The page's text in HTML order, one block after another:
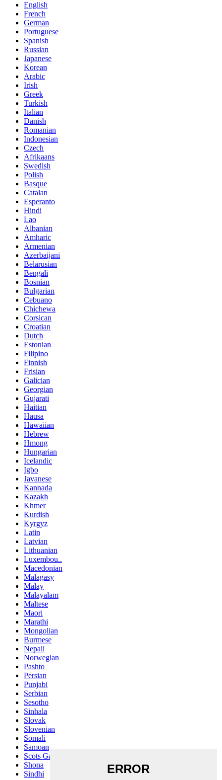
English
French
German
Portuguese
Spanish
Russian
Japanese
Korean
Arabic
Irish
Greek
Turkish
Italian
Danish
Romanian
Indonesian
Czech
Afrikaans
Swedish
Polish
Basque
Catalan
Esperanto
Hindi
Lao
Albanian
Amharic
Armenian
Azerbaijani
Belarusian
Bengali
Bosnian
Bulgarian
Cebuano
Chichewa
Corsican
Croatian
Dutch
Estonian
Filipino
Finnish
Frisian
Galician
Georgian
Gujarati
Haitian
Hausa
Hawaiian
Hebrew
Hmong
Hungarian
Icelandic
Igbo
Javanese
Kannada
Kazakh
Khmer
Kurdish
Kyrgyz
Latin
Latvian
Lithuanian
Luxembou..
Macedonian
Malagasy
Malay
Malayalam
Maltese
Maori
Marathi
Mongolian
Burmese
Nepali
Norwegian
Pashto
Persian
Punjabi
Serbian
Sesotho
Sinhala
Slovak
Slovenian
Somali
Samoan
Scots Gaelic
Shona
Sindhi